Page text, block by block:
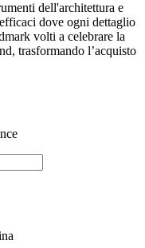
dell'architettura e
dove ogni dettaglio
volti a celebrare la
trasformando l’acquisto